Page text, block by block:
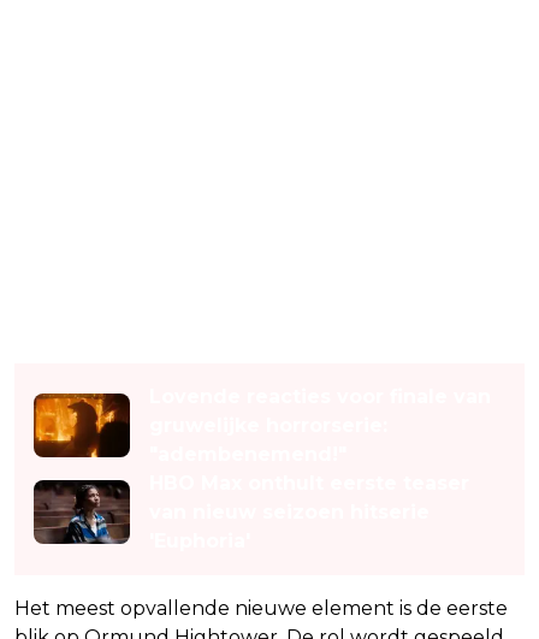
Het meest opvallende nieuwe element is de eerste